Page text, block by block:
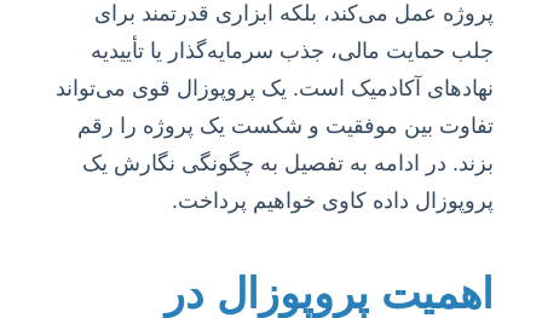
پروژه عمل می‌کند، بلکه ابزاری قدرتمند برای
جلب حمایت مالی، جذب سرمایه‌گذار یا تأییدیه
نهادهای آکادمیک است. یک پروپوزال قوی می‌تواند
تفاوت بین موفقیت و شکست یک پروژه را رقم
بزند. در ادامه به تفصیل به چگونگی نگارش یک
پروپوزال داده کاوی خواهیم پرداخت.
اهمیت پروپوزال در